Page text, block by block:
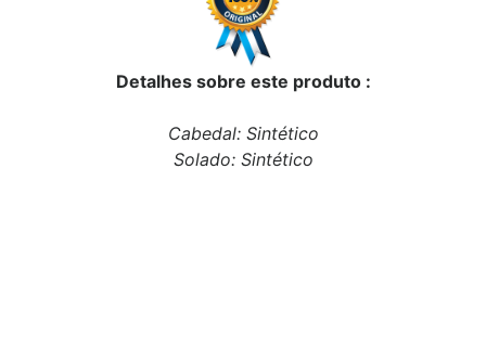
Detalhes sobre este produto :
Cabedal: Sintético
Solado: Sintético